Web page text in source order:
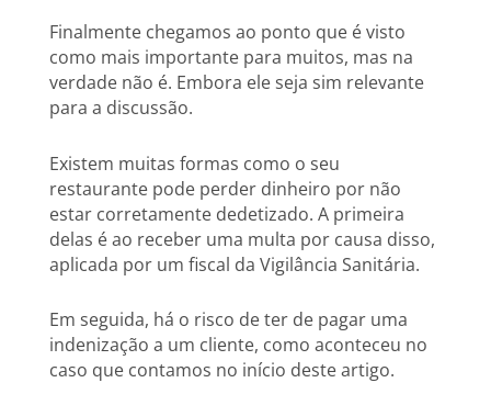
Finalmente chegamos ao ponto que é visto
como mais importante para muitos, mas na
verdade não é. Embora ele seja sim relevante
para a discussão.
Existem muitas formas como o seu
restaurante pode perder dinheiro por não
estar corretamente dedetizado. A primeira
delas é ao receber uma multa por causa disso,
aplicada por um fiscal da Vigilância Sanitária.
Em seguida, há o risco de ter de pagar uma
indenização a um cliente, como aconteceu no
caso que contamos no início deste artigo.